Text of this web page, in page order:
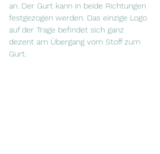
an. Der Gurt kann in beide Richtungen
festgezogen werden. Das einzige Logo
auf der Trage befindet sich ganz
dezent am Übergang vom Stoff zum
Gurt.